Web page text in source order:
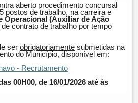
aberto procedimento concursal
postos de trabalho, na carreira e
Operacional (Auxiliar de Ação
contrato de trabalho por tempo
serobrigatoriamente submetidas na
do Município, disponível em:
- Recrutamento
00H00, de 16/01/2026 até às